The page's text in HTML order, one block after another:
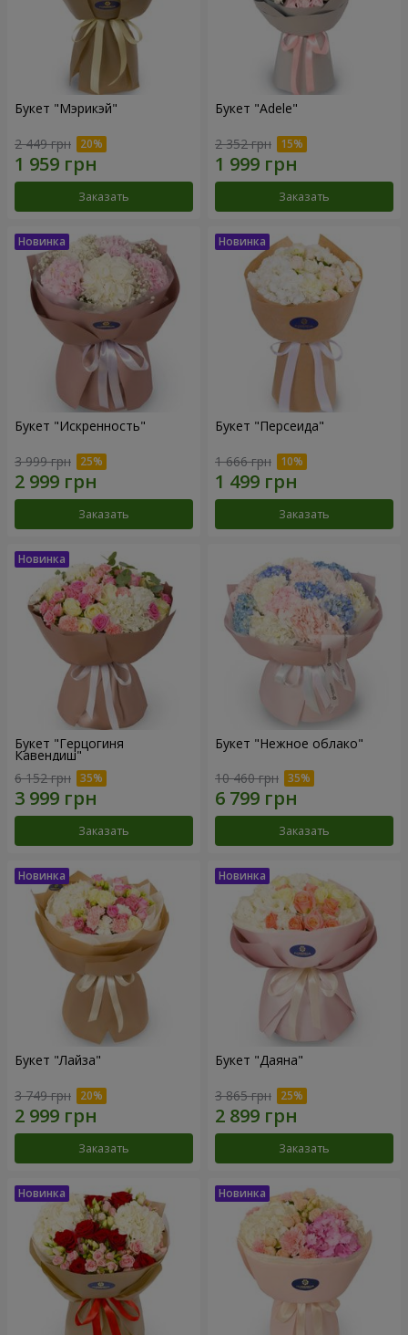
Букет "Мэрикэй"
2 449 грн
Заказать
Букет "Adele"
2 352 грн
Заказать
Букет "Искренность"
3 999 грн
Заказать
Букет "Персеида"
1 666 грн
Заказать
Букет "Герцогиня
Кавендиш"
6 152 грн
Заказать
Букет "Нежное облако"
10 460 грн
Заказать
Букет "Лайза"
3 749 грн
Заказать
Букет "Даяна"
3 865 грн
Заказать